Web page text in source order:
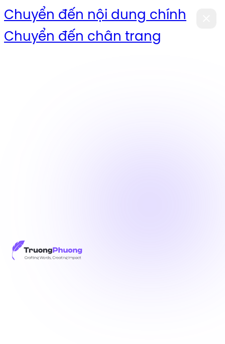
Chuyển đến nội dung chính
Chuyển đến chân trang